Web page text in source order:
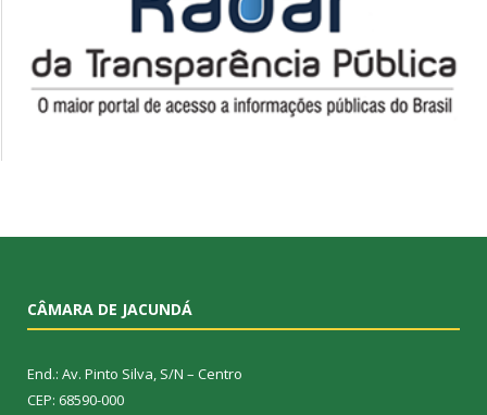
CÂMARA DE JACUNDÁ
End.: Av. Pinto Silva, S/N – Centro
CEP: 68590-000